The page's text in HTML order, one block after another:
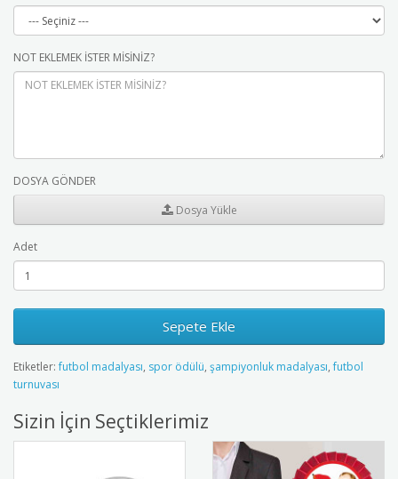
NOT EKLEMEK İSTER MİSİNİZ?
DOSYA GÖNDER
Dosya Yükle
Adet
Sepete Ekle
Etiketler:futbol madalyası, spor ödülü, şampiyonluk madalyası,futbol
turnuvası
Sizin İçin Seçtiklerimiz